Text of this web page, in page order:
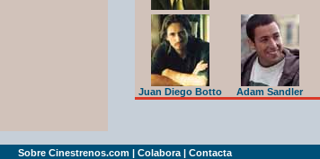
Juan Diego Botto Adam Sandler
Sobre Cinestrenos.com | Colabora | Contacta